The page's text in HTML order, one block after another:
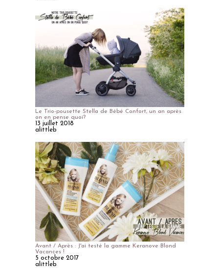
Le Trio-pousette Stella de Bébé Confort, un an après
on en pense quoi?
13 juillet 2018
alittleb
Avant / Après : J'ai testé la gamme Keranove Blond
Vacances !
5 octobre 2017
alittleb